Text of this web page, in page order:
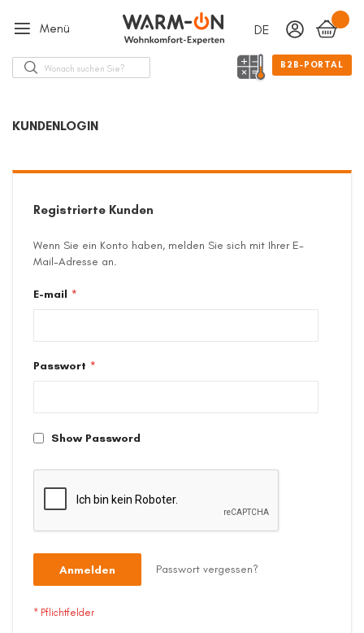
Menü
Suche
Sprache
DEUTSCH
B2B-PORTAL
KUNDENLOGIN
Registrierte Kunden
Wenn Sie ein Konto haben, melden Sie sich mit Ihrer E-
Mail-Adresse an.
E-mail
Passwort
Show Password
Anmelden Passwort vergessen?